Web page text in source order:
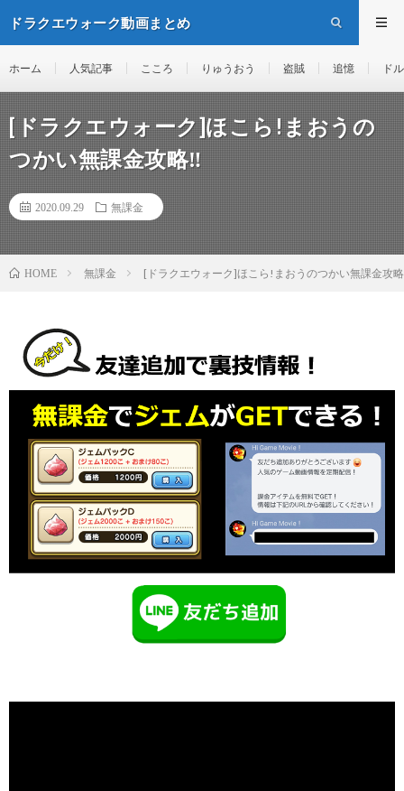
ドラクエウォーク動画まとめ
ホーム 人気記事 こころ りゅうおう 盗賊 追憶 ド
[ドラクエウォーク]ほこら!まおうの
つかい無課金攻略‼︎
2020.09.29 無課金
HOME 無課金 [ドラクエウォーク]ほこら!まおうのつかい無課金攻